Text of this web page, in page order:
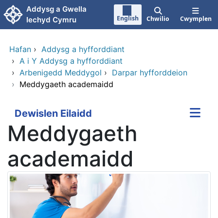
Neidio i'r prif gynnwy
Addysg a Gwella
Iechyd Cymru
English Chwilio Cwymplen
Hafan › Addysg a hyfforddiant
› A i Y Addysg a hyfforddiant
› Arbenigedd Meddygol › Darpar hyfforddeion
› Meddygaeth academaidd
Dewislen Eilaidd
Meddygaeth
academaidd